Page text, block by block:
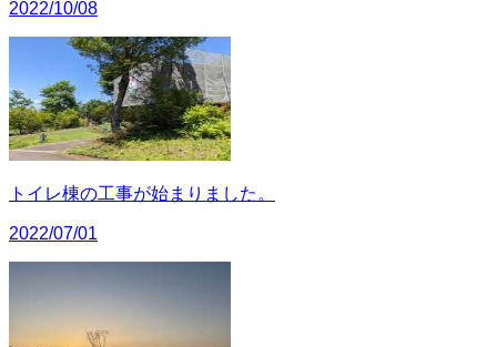
2022/10/08
トイレ棟の工事が始まりました。
2022/07/01